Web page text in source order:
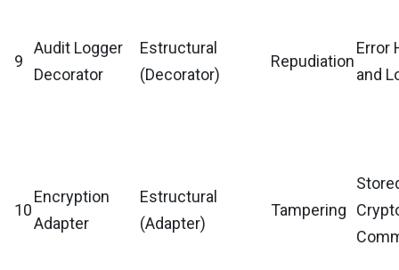
9
Audit Logger
Decorator
Estructural
(Decorator)
Repudiation
Error
and
10
Encryption
Adapter
Estructural
(Adapter)
Tampering